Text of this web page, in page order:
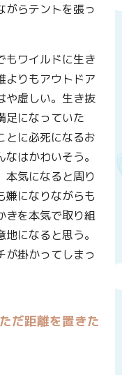
がらテントを張っ
もワイルドに生き
よりもアウトドア
や虚しい。生き抜
足になっていた
とに必死になるお
はかわいそう。
本気になると周り
嫌になりながらも
きを本気で取り組
になると思う。
が掛かってしまっ
だ距離を置きた